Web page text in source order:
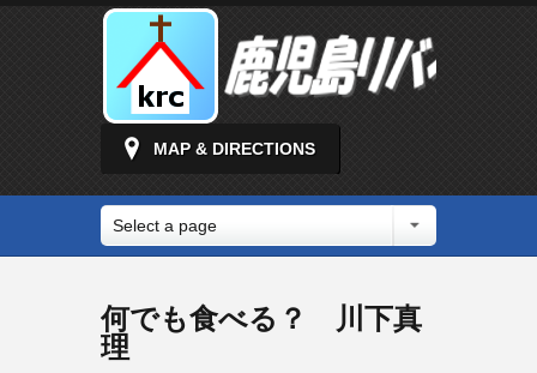
MAP & DIRECTIONS
Select a page
何でも食べる？ 川下真
理